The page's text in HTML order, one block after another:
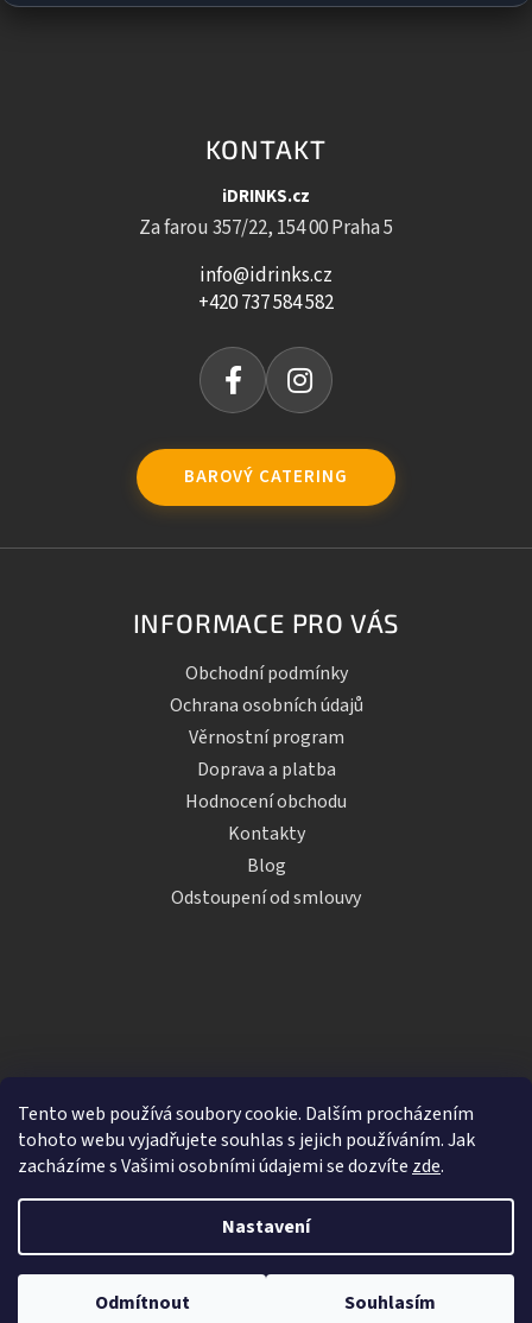
Tento web používá soubory cookie. Dalším procházením
tohoto webu vyjadřujete souhlas s jejich používáním. Jak
zacházíme s Vašimi osobními údajemi se dozvíte zde.
Nastavení
Odmítnout Souhlasím
KONTAKT
iDRINKS.cz
Za farou 357/22, 154 00 Praha 5
info@idrinks.cz
+420 737 584 582
BAROVÝ CATERING
INFORMACE PRO VÁS
Obchodní podmínky
Ochrana osobních údajů
Věrnostní program
Doprava a platba
Hodnocení obchodu
Kontakty
Blog
Odstoupení od smlouvy
Vytvořil Shoptet
iDRINKS.cz. Všechna práva vyhrazena.